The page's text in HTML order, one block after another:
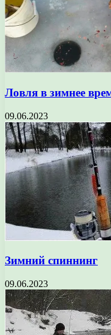
Ловля в зимнее
09.06.2023
Зимний спиннинг
09.06.2023